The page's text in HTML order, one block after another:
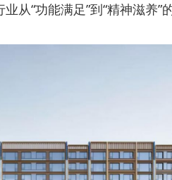
从“功能满足”到“精神滋养”